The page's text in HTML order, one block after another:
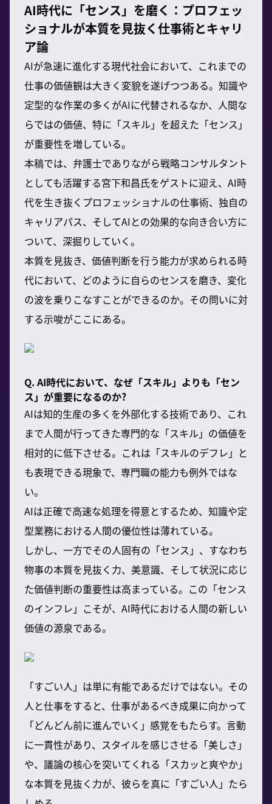
AI時代に「センス」を磨く：プロフェッ
ショナルが本質を見抜く仕事術とキャリ
ア論
AIが急速に進化する現代社会において、これまでの
仕事の価値観は大きく変貌を遂げつつある。知識や
定型的な作業の多くがAIに代替されるなか、人間な
らではの価値、特に「スキル」を超えた「センス」
が重要性を増している。
本稿では、弁護士でありながら戦略コンサルタント
としても活躍する宮下和昌氏をゲストに迎え、AI時
代を生き抜くプロフェッショナルの仕事術、独自の
キャリアパス、そしてAIとの効果的な向き合い方に
ついて、深掘りしていく。
本質を見抜き、価値判断を行う能力が求められる時
代において、どのように自らのセンスを磨き、変化
の波を乗りこなすことができるのか。その問いに対
する示唆がここにある。
Q. AI時代において、なぜ「スキル」よりも「セン
ス」が重要になるのか?
AIは知的生産の多くを外部化する技術であり、これ
まで人間が行ってきた専門的な「スキル」の価値を
相対的に低下させる。これは「スキルのデフレ」と
も表現できる現象で、専門職の能力も例外ではな
い。
AIは正確で高速な処理を得意とするため、知識や定
型業務における人間の優位性は薄れている。
しかし、一方でその人固有の「センス」、すなわち
物事の本質を見抜く力、美意識、そして状況に応じ
た価値判断の重要性は高まっている。この「センス
のインフレ」こそが、AI時代における人間の新しい
価値の源泉である。
「すごい人」は単に有能であるだけではない。その
人と仕事をすると、仕事があるべき成果に向かって
「どんどん前に進んでいく」感覚をもたらす。言動
に一貫性があり、スタイルを感じさせる「美しさ」
や、議論の核心を突いてくれる「スカッと爽やか」
な本質を見抜く力が、彼らを真に「すごい人」たら